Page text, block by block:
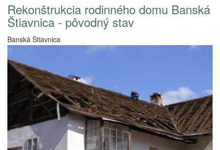
Rekonštrukcia rodinného domu Banská
Štiavnica - pôvodný stav
Banská Štiavnica